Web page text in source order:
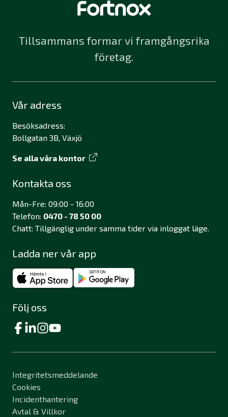
Tillsammans formar vi framgångsrika
företag.
Vår adress
Besöksadress:
Bollgatan 3B, Växjö
Se alla våra kontor
Kontakta oss
Mån-Fre: 09:00 - 16:00
Telefon: 0470 - 78 50 00
Chatt: Tillgänglig under samma tider via inloggat läge.
Ladda ner vår app
Följ oss
Integritetsmeddelande
Cookies
Incidenthantering
Avtal & Villkor